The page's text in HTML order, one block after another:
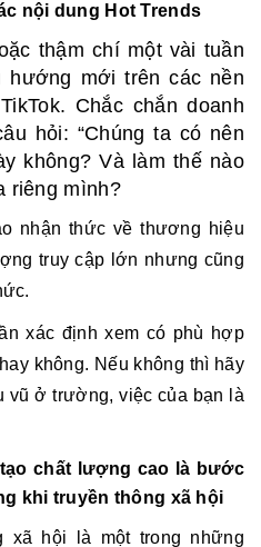
nội dung Hot Trends
thậm chí một vài tuần
hướng mới trên các nền
Chắc chắn doanh
hỏi: “Chúng ta có nên
không? Và làm thế nào
riêng mình?
nhận thức về thương hiệu
truy cập lớn nhưng cũng
xác định xem có phù hợp
không. Nếu không thì hãy
vũ ở trường, việc của bạn là
chất lượng cao là bước
khi truyền thông xã hội
xã hội là một trong những